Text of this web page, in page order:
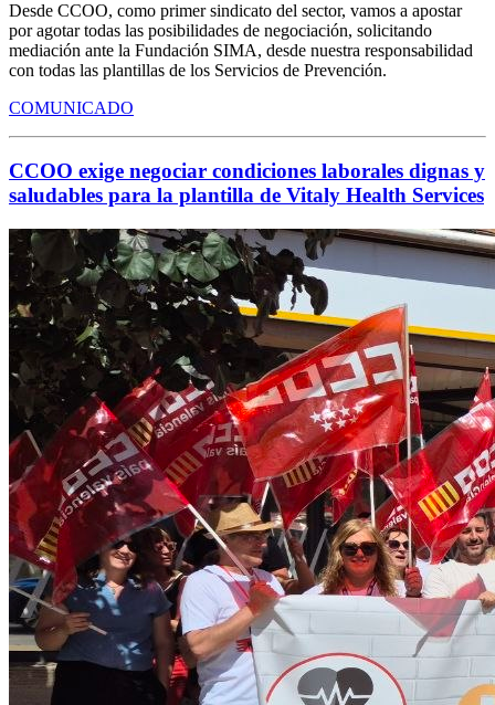
Desde CCOO, como primer sindicato del sector, vamos a apostar
por agotar todas las posibilidades de negociación, solicitando
mediación ante la Fundación SIMA, desde nuestra responsabilidad
con todas las plantillas de los Servicios de Prevención.
COMUNICADO
CCOO exige negociar condiciones laborales dignas y
saludables para la plantilla de Vitaly Health Services